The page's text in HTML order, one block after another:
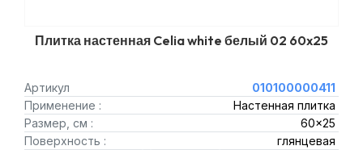
Плитка настенная Celia white белый 02 60x25
Артикул
010100000411
Применение :
Настенная плитка
Размер, см :
60x25
Поверхность :
глянцевая